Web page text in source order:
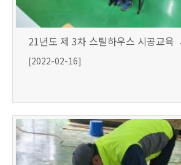
21년도 제 3차 스틸하우스 시공교육
[2022-02-16]